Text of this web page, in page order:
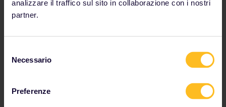
analizzare il traffico sul sito in collaborazione con i nostri
partner.
delNecessario
Preferenze
DA PARIGI A BRUXELLES
DA PARIGI A MARSIGLIA